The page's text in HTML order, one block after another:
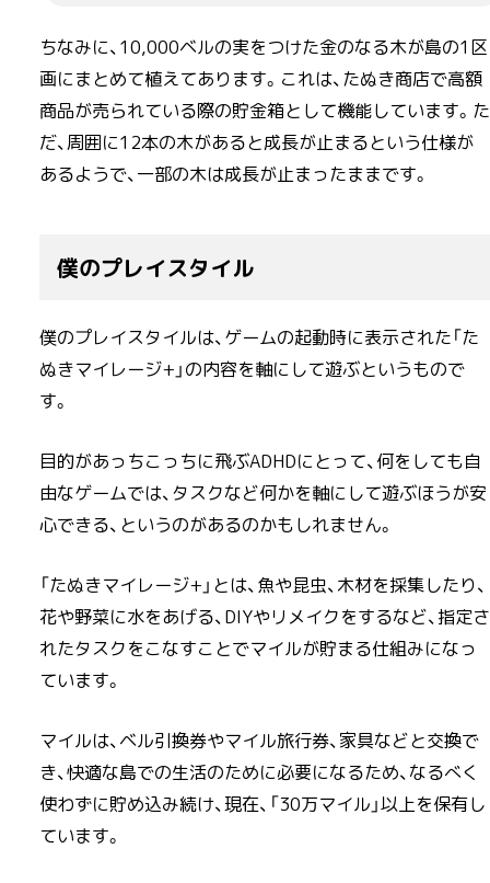
ちなみに、10,000ベルの実をつけた金のなる木が島の1区
画にまとめて植えてあります。これは、たぬき商店で高額
商品が売られている際の貯金箱として機能しています。た
だ、周囲に12本の木があると成長が止まるという仕様が
あるようで、一部の木は成長が止まったままです。
僕のプレイスタイル
僕のプレイスタイルは、ゲームの起動時に表示された「た
ぬきマイレージ+」の内容を軸にして遊ぶというもので
す。
目的があっちこっちに飛ぶADHDにとって、何をしても自
由なゲームでは、タスクなど何かを軸にして遊ぶほうが安
心できる、というのがあるのかもしれません。
「たぬきマイレージ+」とは、魚や昆虫、木材を採集したり、
花や野菜に水をあげる、DIYやリメイクをするなど、指定さ
れたタスクをこなすことでマイルが貯まる仕組みになっ
ています。
マイルは、ベル引換券やマイル旅行券、家具などと交換で
き、快適な島での生活のために必要になるため、なるべく
使わずに貯め込み続け、現在、「30万マイル」以上を保有し
ています。